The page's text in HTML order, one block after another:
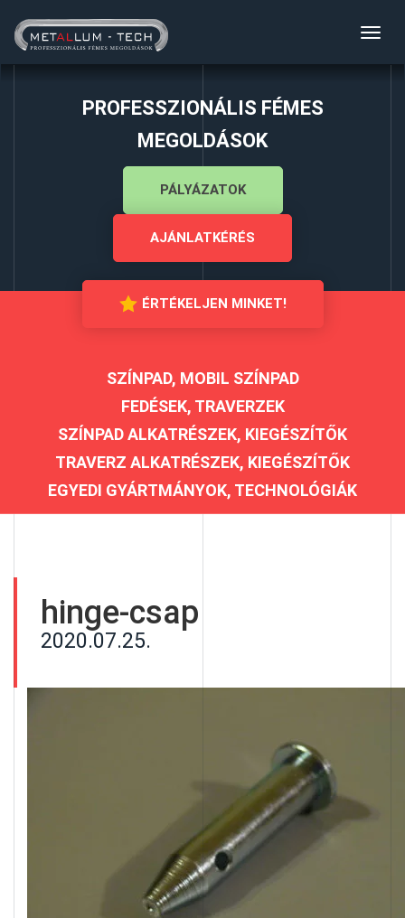
PROFESSZIONÁLIS FÉMES
MEGOLDÁSOK
PÁLYÁZATOK
AJÁNLATKÉRÉS
ÉRTÉKELJEN MINKET!
SZÍNPAD, MOBIL SZÍNPAD
FEDÉSEK, TRAVERZEK
SZÍNPAD ALKATRÉSZEK, KIEGÉSZÍTŐK
TRAVERZ ALKATRÉSZEK, KIEGÉSZÍTŐK
EGYEDI GYÁRTMÁNYOK, TECHNOLÓGIÁK
hinge-csap
2020.07.25.